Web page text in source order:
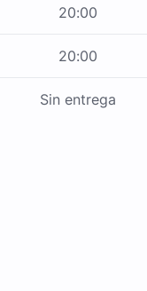
20:00
20:00
Sin entrega